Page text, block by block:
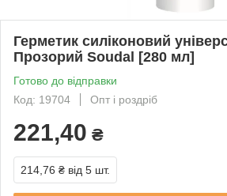
Герметик силіконовий
Прозорий Soudal [280 мл]
Готово до відправки
Код: 19704
Опт і роздріб
221,40 ₴
214,76 ₴ від 5 шт.